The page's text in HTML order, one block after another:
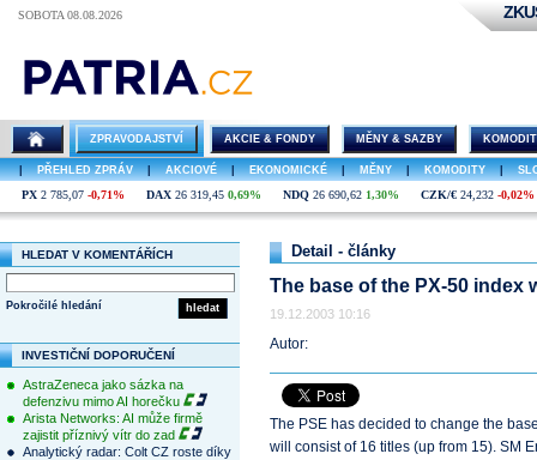
SOBOTA 08.08.2026
ZPRAVODAJSTVÍ AKCIE & FONDY MĚNY & SAZBY
| PŘEHLED ZPRÁV | AKCIOVÉ | EKONOMICKÉ | MĚNY | KOMODITY |
PX 2 785,07 -0,71% DAX 26 319,45 0,69% NDQ 26 690,62 1,30% CZK/€ 24,232 -0,02%
HLEDAT V KOMENTÁŘÍCH
hledat
Pokročilé hledání
INVESTIČNÍ DOPORUČENÍ
AstraZeneca jako sázka na
defenzivu mimo AI horečku
Arista Networks: AI může firmě
zajistit příznivý vítr do zad
Analytický radar: Colt CZ roste díky
Detail - články
The base of the PX-50 index
19.12.2003 10:16
Autor:
The PSE has decided to change the
will consist of 16 titles (up from 15). SM